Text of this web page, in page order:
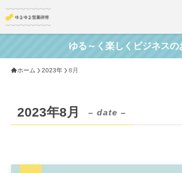
ゆる～く楽しくビジネスの
ホーム 2023年 8月
2023年8月 – date –